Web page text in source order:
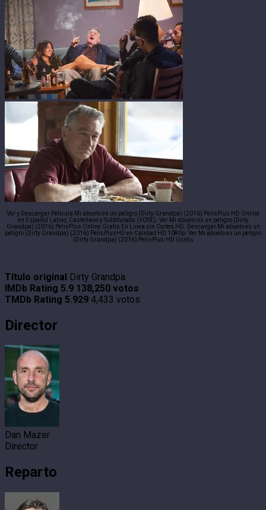
Ver y Descargar Pelicula Mi abuelo es un peligro (Dirty Grandpa) (2016) PelisPlus HD Online
en Español Latino, Castellano y Subtitulada (VOSE). Ver Mi abuelo es un peligro (Dirty
Grandpa) (2016) PelisPlus Online Gratis En Linea sin Cortes HD. Descargar Mi abuelo es un
peligro (Dirty Grandpa) (2016) PelisPlusHD en Calidad HD 1080p. Ver Mi abuelo es un peligro
(Dirty Grandpa) (2016) PelisPlus HD Gratis
Título original Dirty Grandpa
IMDb Rating 5.9 138,250 votos
TMDb Rating 5.929 4,433 votos
Director
Dan Mazer
Director
Reparto